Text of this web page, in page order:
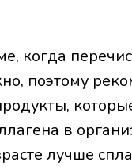
когда
поэтому
в
лучше